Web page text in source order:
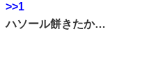
>>1
ハソール餅きたか…